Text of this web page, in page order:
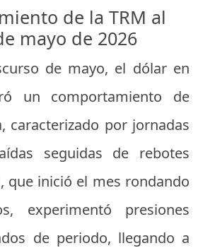
de la TRM al
mayo de 2026
de mayo, el dólar en
un comportamiento de
caracterizado por jornadas
seguidas de rebotes
que inició el mes rondando
experimentó presiones
de periodo, llegando a